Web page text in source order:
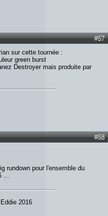
#57
sur cette tournée :
green burst
Destroyer mais produite par
#58
rundown pour l'ensemble du
2016